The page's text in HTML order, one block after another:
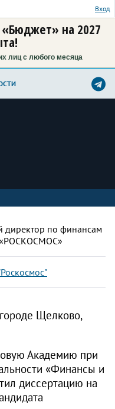
Вход
на 2027
лиц с любого месяца
директор по финансам
«РОСКОСМОС»
Щелково,
Академию при
«Финансы и
диссертацию на